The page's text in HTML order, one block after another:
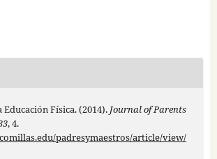
Educación Física. (2014). Journal of Parents
, 4.
padresymaestros/article/view/